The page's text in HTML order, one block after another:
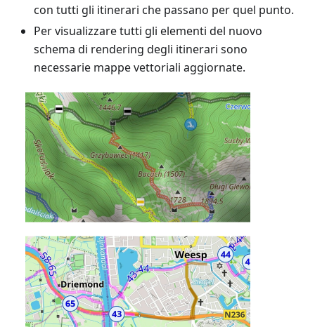
con tutti gli itinerari che passano per quel punto.
Per visualizzare tutti gli elementi del nuovo
schema di rendering degli itinerari sono
necessarie mappe vettoriali aggiornate.